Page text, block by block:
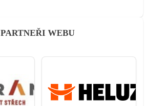
PARTNEŘI WEBU